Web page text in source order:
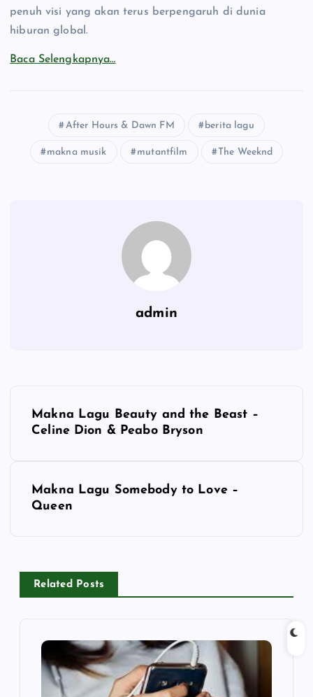
penuh visi yang akan terus berpengaruh di dunia
hiburan global.
Baca Selengkapnya…
After Hours & Dawn FM berita lagu
makna musik mutantfilm The Weeknd
admin
a
Makna Lagu Beauty and the Beast –
Celine Dion & Peabo Bryson
Makna Lagu Somebody to Love –
Queen
Related Posts